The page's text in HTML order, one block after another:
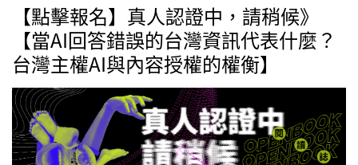
【點擊報名】真人認證中，請稍候》
【當AI回答錯誤的台灣資訊代表什麼？
台灣主權AI與內容授權的權衡】